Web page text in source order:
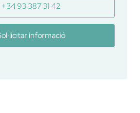
+34 93 387 31 42
informació